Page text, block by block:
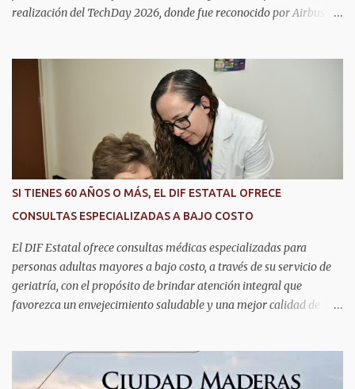
realización del TechDay 2026, donde fue reconocido por Airbus
seguridad pública y la atención de emergencias. Este encuentro
reunió a autoridades, especialistas nacionales e internacionales y
representantes de instituciones de seguridad para intercambiar
conocimientos y conocer las tendencias más avanzadas en la
materia. La titular del C5i, Michelle Olmos Álvarez, señaló que este
reconocimiento es resultado de la capacidad operativa, la
infraestructura tecnológica de vanguardia y los modelos
innovadores de coordinación institucional que distinguen al C5i de
Aguascalientes, posicionándose como un referente nacional en
materia de atención de emergencias. "Bajo el liderazgo de la
SI TIENES 60 AÑOS O MÁS, EL DIF ESTATAL OFRECE
CONSULTAS ESPECIALIZADAS A BAJO COSTO
El DIF Estatal ofrece consultas médicas especializadas para
personas adultas mayores a bajo costo, a través de su servicio de
geriatría, con el propósito de brindar atención integral que
favorezca un envejecimiento saludable y una mejor calidad de
fundamentalmente en la prevención, el diagnóstico y tratamiento
de las enfermedades más comunes en las personas mayores de 60